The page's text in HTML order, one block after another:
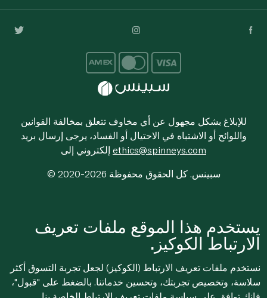
للإبلاغ بشكل مجهول عن أي مخاوف تتعلق بمخالفة القوانين
واللوائح أو الاشتباه في الاحتيال أو الفساد، يرجى إرسال بريد
ethics@spinneys.com
© 2020-2026 سبينس. كل الحقوق محفوظة
يستخدم هذا الموقع ملفات تعريف
الارتباط الكوكيز.
نستخدم ملفات تعريف الارتباط (الكوكيز) لجعل تجربة التسوق أكثر
سلاسة، وتخصيص تجربتك، وتحسين خدماتنا. بالضغط على "قبول"،